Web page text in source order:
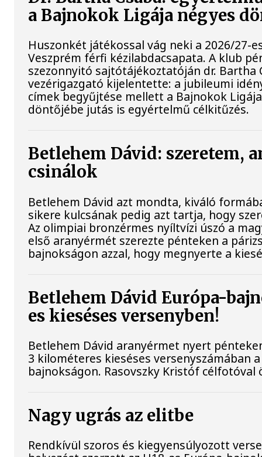
a Bajnokok Ligája négyes
Huszonkét játékossal vág neki a 2026/27-
Veszprém férfi kézilabdacsapata. A klub
szezonnyitó sajtótájékoztatóján dr. Bartha
vezérigazgató kijelentette: a jubileumi
címek begyűjtése mellett a Bajnokok
döntőjébe jutás is egyértelmű célkitűzés.
Betlehem Dávid: szeretem,
csinálok
Betlehem Dávid azt mondta, kiváló
sikere kulcsának pedig azt tartja, hogy
Az olimpiai bronzérmes nyíltvízi úszó a
első aranyérmét szerezte pénteken a
bajnokságon azzal, hogy megnyerte a
Betlehem Dávid Európa-
es kieséses versenyben!
Betlehem Dávid aranyérmet nyert
3 kilométeres kieséses versenyszámában
bajnokságon. Rasovszky Kristóf
Nagy ugrás az elitbe
Rendkívül szoros és kiegyensúlyozott